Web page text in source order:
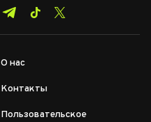
О нас
Контакты
Пользовательское